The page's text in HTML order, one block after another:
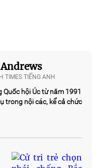
TIMES TIẾNG ANH
hội Úc từ năm 1991
trong nội các, kể cả chức